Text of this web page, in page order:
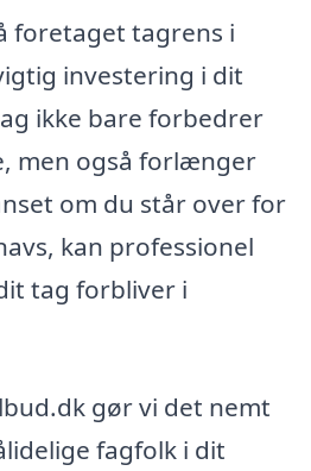
foretaget tagrens i
investering i dit
ikke bare forbedrer
men også forlænger
om du står over for
kan professionel
tag forbliver i
gør vi det nemt
fagfolk i dit